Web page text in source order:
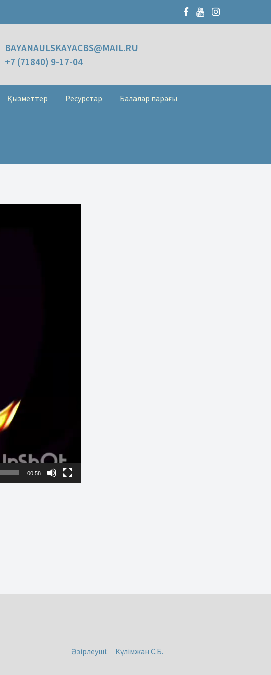
BAYANAULSKAYACBS@MAIL.RU
+7 (71840) 9-17-04
Қызметтер Ресурстар Балалар парағы
00:58
Әзірлеуші:
Күлімжан С.Б.